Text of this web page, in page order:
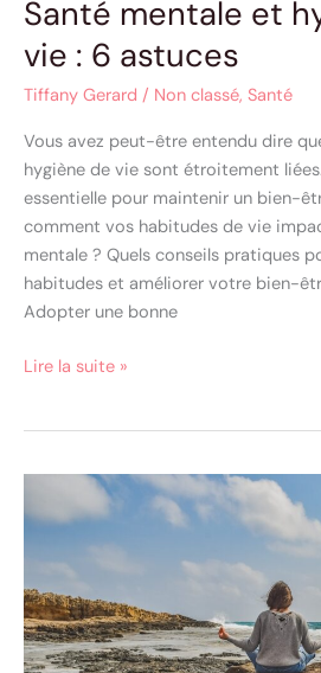
Santé mentale et
vie : 6 astuces
Tiffany Gerard / Non classé, Santé
Vous avez peut-être entendu dire
hygiène de vie sont étroitement
essentielle pour maintenir un bien-
comment vos habitudes de vie
mentale ? Quels conseils pratiques
habitudes et améliorer votre bien-
Adopter une bonne
Lire la suite »
Stabilisation
émotionnelle
comprendre
et
gérer
vos